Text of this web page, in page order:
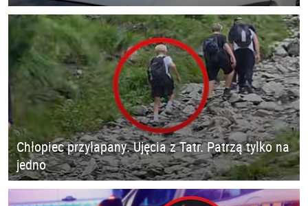
Chłopiec przyłapany. Ujęcia z Tatr. Patrzą tylko na
jedno